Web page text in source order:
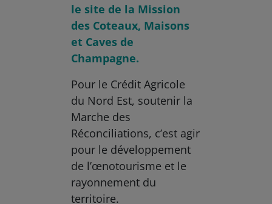
le site de la Mission
des Coteaux, Maisons
et Caves de
Champagne.
Pour le Crédit Agricole
du Nord Est, soutenir la
Marche des
Réconciliations, c’est agir
pour le développement
de l’œnotourisme et le
rayonnement du
territoire.